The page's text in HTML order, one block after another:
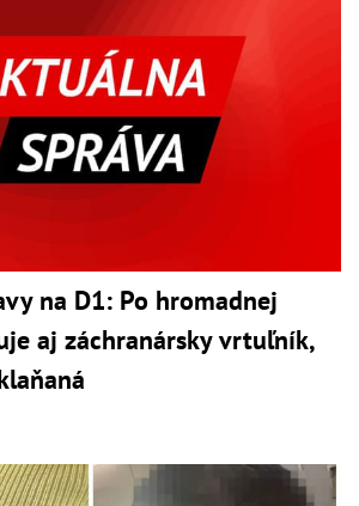
na D1: Po hromadnej
aj záchranársky vrtuľník,